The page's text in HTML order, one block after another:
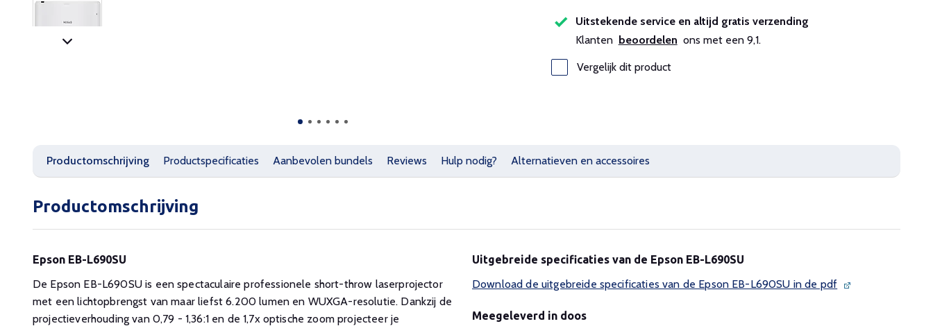
Uitstekende service en altijd gratis verzending
Klanten beoordelen ons met een 9,1.
Vergelijk dit product
Productomschrijving Productspecificaties Aanbevolen bundels Reviews Hulp nodig? Alternatieven en accessoires
Productomschrijving
Epson EB-L690SU
De Epson EB-L690SU is een spectaculaire professionele short-throw laserprojector
met een lichtopbrengst van maar liefst 6.200 lumen en WUXGA-resolutie. Dankzij de
projectieverhouding van 0,79 - 1,36:1 en de 1,7x optische zoom projecteer je
Uitgebreide specificaties van de Epson EB-L690SU
Download de uitgebreide specificaties van de Epson EB-L690SU in de pdf
Meegeleverd in doos